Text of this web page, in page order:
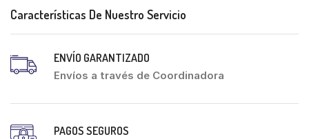
Características De Nuestro Servicio
ENVÍO GARANTIZADO
Envíos a través de Coordinadora
PAGOS SEGUROS